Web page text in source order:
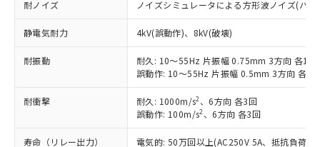
耐ノイズ ノイズシミュレータによる方形波ノイズ(パ
静電気耐力 4kV(誤動作)、8kV(破壊)
耐振動
耐久: 10～55Hz 片振幅 0.75mm 3方向 各1h
誤動作: 10～55Hz 片振幅 0.5mm 3方向 各
耐衝撃 耐久: 1000m/s2 、6方向 各3回
誤動作: 100m/s2 、6方向 各3回
寿命（リレー出力） 電気的: 50万回以上(AC250V 5A、抵抗負荷
(税抜)を提供させていただくもので
当社制御機器事業取扱商品の中には、
本サービスの対象外となる商品もある
ことをご了承ください。
在庫状況および標準価格照会結果は、
記載している更新日時点での社内デー
タに基づき作成されるものであり、閲
覧された時点での実際の在庫および標
準価格とは異なる場合があることをご
非該当品：ライセンス料など無形物で、有
害物質有無と関係のない商品です。
仕入先様の事情により、非含有部品として
いたものが、含有品と判明した場合などや
むを得ず変更することがあります。
*EU RoHS指令（10物質）：
鉛(Pb) 1000ppm以下、 水銀(Hg) 1000ppm以下、 カド
ミウム(Cd) 100ppm以下、
六価クロム(Cr(Ⅵ)) 1000ppm以下、ポリ臭化ビフェニル
基準値以下であることを示します。
「×」：最大均質材料含有率が中国RoHSの
基準値を超えていることを示します。
「－」：未確認です。当社販売部門へお問
い合わせください。
*中国RoHS10物質の基準値 (GB/T26572)：
Pb(鉛) :1000ppm、 Hg(水銀) : 1000ppm、 Cd(カドミウ
ム) : 100ppm、
当社は、これら貴社製品のうち、外国
為替および外国貿易法に定める商品
（以下｢規制貨物等」という）を輸出
または国外への提供する場合は、日本
国政府の輸出許可(または役務取引許
可)を取得するなどの必要な手続きを